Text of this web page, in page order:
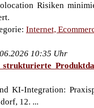
Risiken
Internet,
10:35 Uhr
KI-Integration:
12. ...